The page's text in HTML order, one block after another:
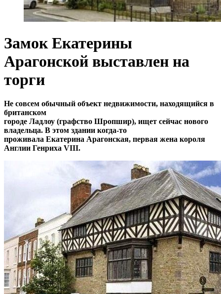
Замок Екатерины
Арагонской выставлен на
торги
Не совсем обычный объект недвижимости, находящийся в
британском
городе Ладлоу (графство Шропшир), ищет сейчас нового
владельца. В этом здании когда-то
проживала Екатерина Арагонская, первая жена короля
Англии Генриха VIII.